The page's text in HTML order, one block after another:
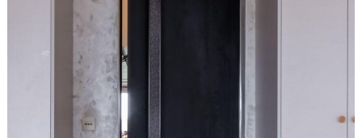
Двери и интерьерные решения
Массив
Экошпон
Скрытые
Раздвижные